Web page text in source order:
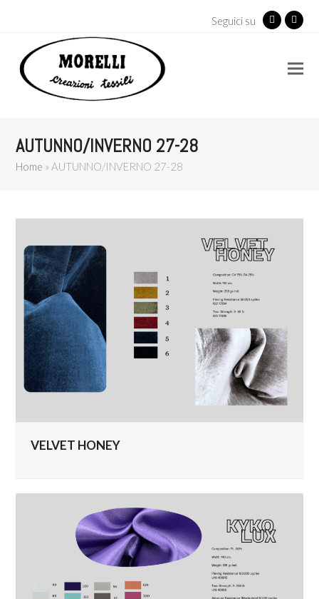
Seguici su Facebook
AUTUNNO/INVERNO 27-28
Home »AUTUNNO/INVERNO 27-28
VELVET HONEY